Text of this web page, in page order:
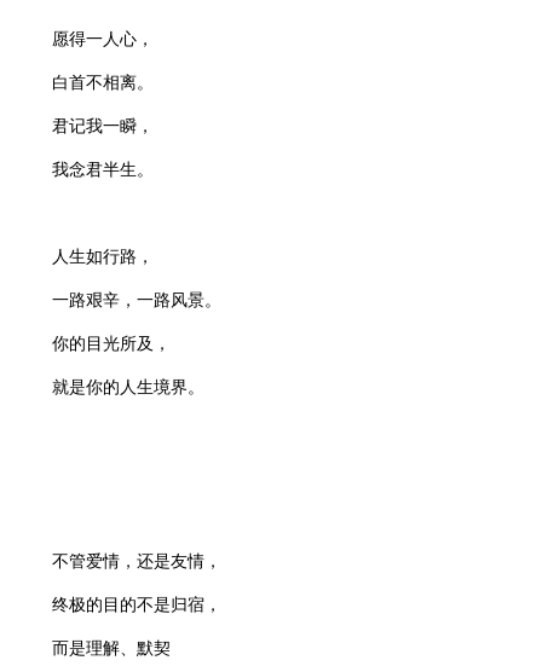
愿得一人心，
白首不相离。
君记我一瞬，
我念君半生。
人生如行路，
一路艰辛，一路风景。
你的目光所及，
就是你的人生境界。
不管爱情，还是友情，
终极的目的不是归宿，
而是理解、默契